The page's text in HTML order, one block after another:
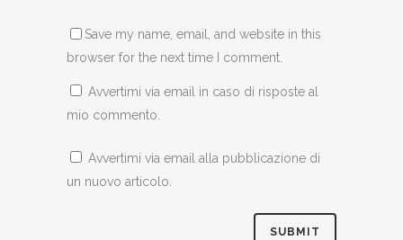
Save my name, email, and website in this
browser for the next time I comment.
Avvertimi via email in caso di risposte al
mio commento.
Avvertimi via email alla pubblicazione di
un nuovo articolo.